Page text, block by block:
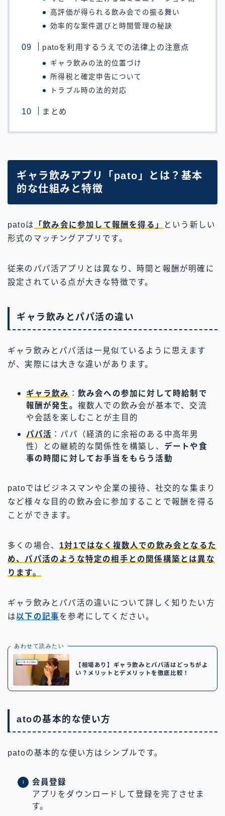
高評価が得られる飲み会での振る舞い
効率的な案件選びと時間管理の秘訣
patoを利用するうえでの法律上の注意点
ギャラ飲みの法的位置づけ
所得税と確定申告について
トラブル時の法的対応
まとめ
ギャラ飲みアプリ「pato」とは？基本
的な仕組みと特徴
patoは 「飲み会に参加して報酬を得る」
という新しい
形式のマッチングアプリです。
従来のパパ活アプリとは異なり、時間と報酬が明確に
設定されている点が大きな特徴です。
ギャラ飲みとパパ活の違い
ギャラ飲みとパパ活は一見似ているように思えます
が、実際には大きな違いがあります。
ギャラ飲み ： 飲み会への参加に対して時給制で
報酬が発生。 複数人での飲み会が基本で、交流
や会話を楽しむことが主目的
パパ活 ： パパ（経済的に余裕のある中高年男
性）
との継続的な関係性を構築し、 デートや食
事の時間に対してお手当をもらう活動
patoではビジネスマンや企業の接待、社交的な集まり
など様々な目的の飲み会に参加することで報酬を得る
ことができます。
多くの場合、 1対1ではなく複数人での飲み会 となるた
め、パパ活のような特定の相手との関係構築とは異な
ります。
ギャラ飲みとパパ活の違いについて詳しく知りたい方
は以下の記事を参考にしてください。
あわせて読みたい
【相場あり】ギャラ飲みとパパ活はどっちがよ
い？メリットとデメリットを徹底比較！
atoの基本的な使い方
patoの基本的な使い方はシンプルです。
会員登録
アプリをダウンロードして登録を完了させま
す。